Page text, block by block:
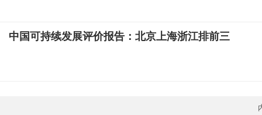
中国可持续发展评价报告：北京上海浙江排前三